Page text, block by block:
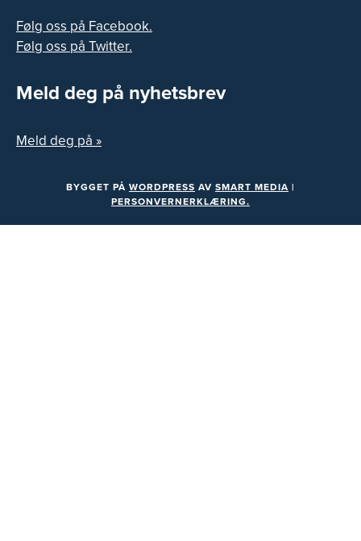
Følg oss på Facebook.
Følg oss på Twitter.
Meld deg på nyhetsbrev
Meld deg på »
BYGGET PÅ WORDPRESS AV SMART MEDIA |
PERSONVERNERKLÆRING.